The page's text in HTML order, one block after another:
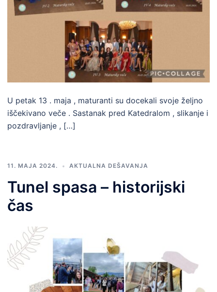
U petak 13 . maja , maturanti su docekali svoje željno
iščekivano veče . Sastanak pred Katedralom , slikanje i
pozdravljanje , […]
11. MAJA 2024. AKTUALNA DEŠAVANJA
Tunel spasa – historijski
čas